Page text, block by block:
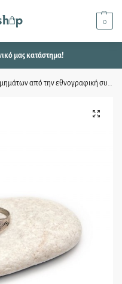
0
μας κατάστημα!
από την εθνογραφική συλλογή